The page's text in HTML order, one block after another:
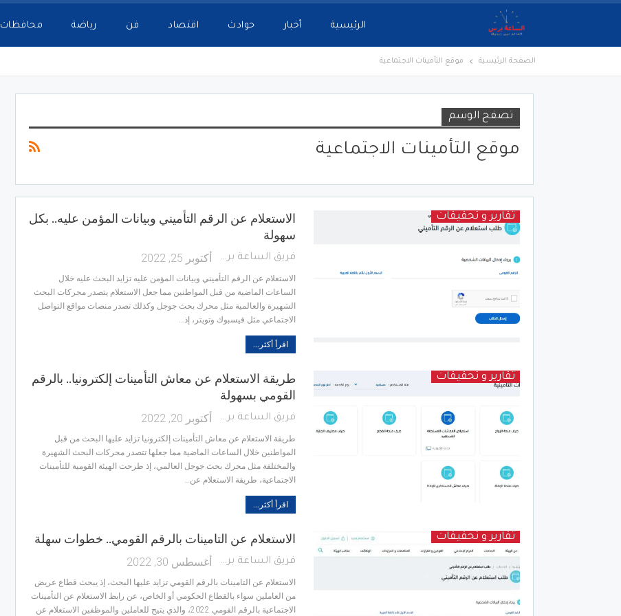
الرئيسية أخبار حوادث اقتصاد فن رياضة محافظات
الصفحة الرئيسية موقع التأمينات الاجتماعية
تصفح الوسم
موقع التأمينات الاجتماعية
تقارير و تحقيقات
الاستعلام عن الرقم التأميني وبيانات المؤمن عليه.. بكل
سهولة
فريق الساعة برس أكتوبر 25, 2022
الاستعلام عن الرقم التأميني وبيانات المؤمن عليه تزايد البحث عليه خلال
الساعات الماضية من قبل المواطنين مما جعل الاستعلام يتصدر محركات البحث
الشهيرة والعالمية مثل محرك بحث جوجل وكذلك تصدر منصات مواقع التواصل
الاجتماعي مثل فيسبوك وتويتر، إذ…
اقرأ أكثر...
تقارير و تحقيقات
طريقة الاستعلام عن معاش التأمينات إلكترونيا.. بالرقم
القومي بسهولة
فريق الساعة برس أكتوبر 20, 2022
طريقة الاستعلام عن معاش التأمينات إلكترونيا تزايد عليها البحث من قبل
المواطنين خلال الساعات الماضية مما جعلها تتصدر محركات البحث الشهيرة
والمختلفة مثل محرك بحث جوجل العالمي، إذ طرحت الهيئة القومية للتأمينات
الاجتماعية، طريقة الاستعلام عن…
اقرأ أكثر...
تقارير و تحقيقات الاستعلام عن التامينات بالرقم القومي.. خطوات سهلة
فريق الساعة برس أغسطس 30, 2022
الاستعلام عن التامينات بالرقم القومي تزايد عليها البحث، إذ يبحث قطاع عريض
من العاملين سواء بالقطاع الحكومي أو الخاص، عن رابط​​​ الاستعلام عن التأمينات
الاجتماعية بالرقم القومي 2022، والذي يتيح للعاملين والموظفين الاستعلام عن